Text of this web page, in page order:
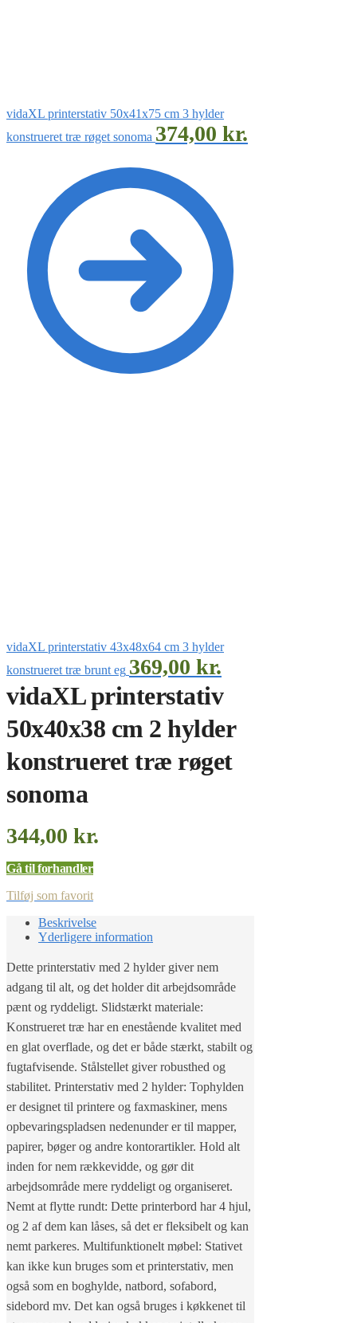
vidaXL printerstativ 50x41x75 cm 3 hylder
konstrueret træ røget sonoma 374,00 kr.
vidaXL printerstativ 43x48x64 cm 3 hylder
konstrueret træ brunt eg 369,00 kr.
vidaXL printerstativ
50x40x38 cm 2 hylder
konstrueret træ røget
sonoma
344,00 kr.
Gå til forhandler
Tilføj som favorit
Beskrivelse
Yderligere information
Dette printerstativ med 2 hylder giver nem
adgang til alt, og det holder dit arbejdsområde
pænt og ryddeligt. Slidstærkt materiale:
Konstrueret træ har en enestående kvalitet med
en glat overflade, og det er både stærkt, stabilt og
fugtafvisende. Stålstellet giver robusthed og
stabilitet. Printerstativ med 2 hylder: Tophylden
er designet til printere og faxmaskiner, mens
opbevaringspladsen nedenunder er til mapper,
papirer, bøger og andre kontorartikler. Hold alt
inden for nem rækkevidde, og gør dit
arbejdsområde mere ryddeligt og organiseret.
Nemt at flytte rundt: Dette printerbord har 4 hjul,
og 2 af dem kan låses, så det er fleksibelt og kan
nemt parkeres. Multifunktionelt møbel: Stativet
kan ikke kun bruges som et printerstativ, men
også som en boghylde, natbord, sofabord,
sidebord mv. Det kan også bruges i køkkenet til